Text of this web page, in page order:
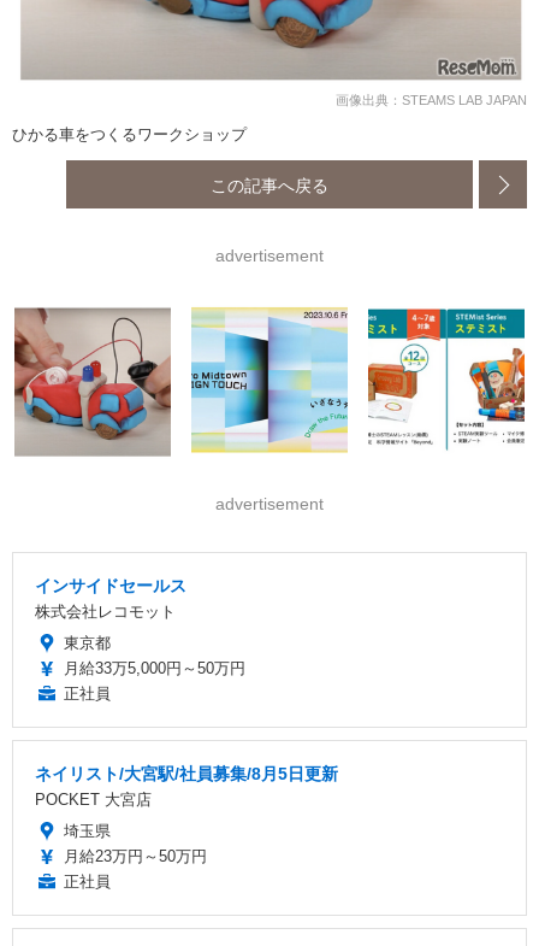
画像出典：STEAMS LAB JAPAN
ひかる車をつくるワークショップ
この記事へ戻る
advertisement
advertisement
インサイドセールス
株式会社レコモット
東京都
月給33万5,000円～50万円
正社員
ネイリスト/大宮駅/社員募集/8月5日更新
POCKET 大宮店
埼玉県
月給23万円～50万円
正社員